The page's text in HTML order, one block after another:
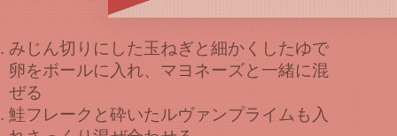
みじん切りにした玉ねぎと細かくしたゆで
卵をボールに入れ、マヨネーズと一緒に混
ぜる
鮭フレークと砕いたルヴァンプライムも入